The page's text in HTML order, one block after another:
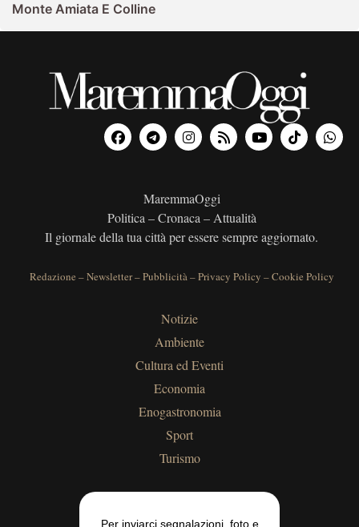
Monte Amiata E Colline
MaremmaOggi
Politica – Cronaca – Attualità
Il giornale della tua città per essere sempre aggiornato.
Redazione –Newsletter–Pubblicità–Privacy Policy –Cookie Policy
Notizie
Ambiente
Cultura ed Eventi
Economia
Enogastronomia
Sport
Turismo
Per inviarci segnalazioni, foto e